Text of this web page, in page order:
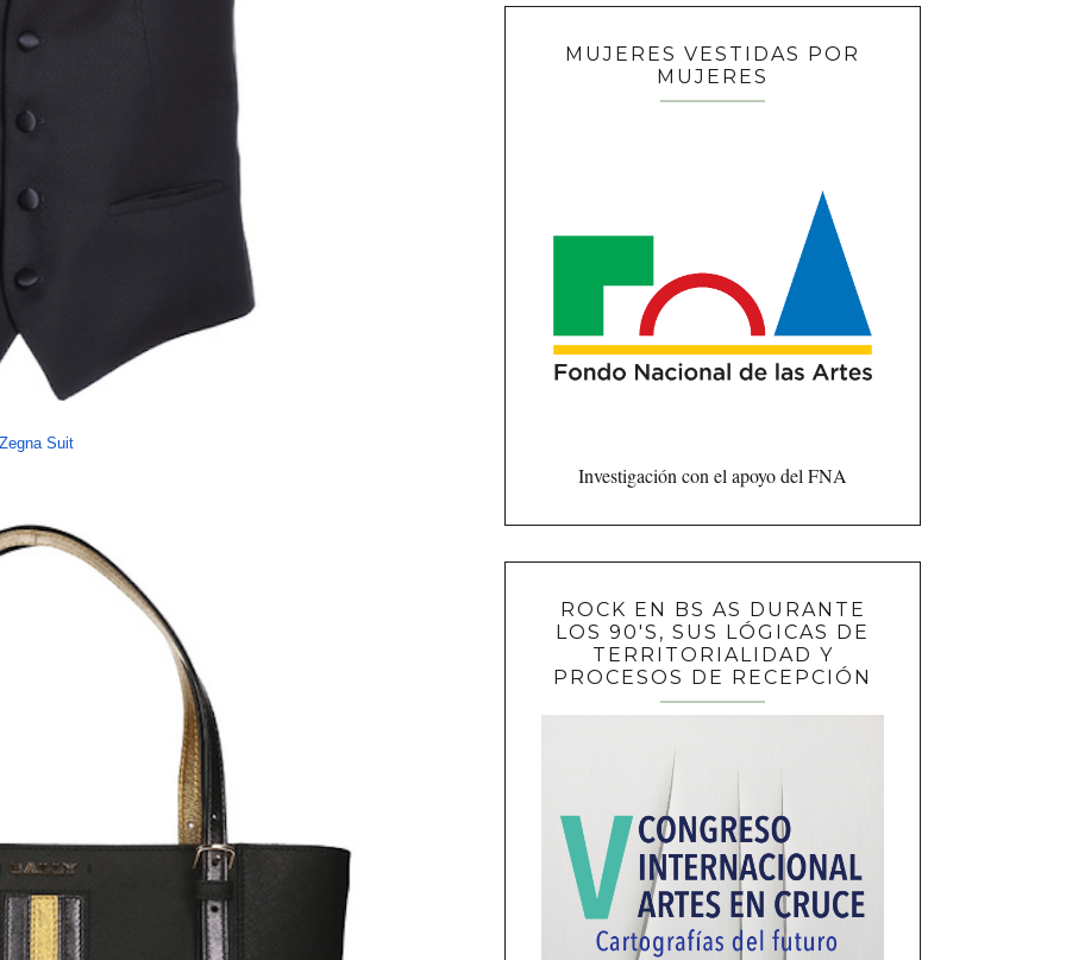
Suit
MUJERES VESTIDAS POR
MUJERES
Investigación con el apoyo del FNA
ROCK EN BS AS DURANTE
LOS 90'S, SUS LÓGICAS DE
TERRITORIALIDAD Y
PROCESOS DE RECEPCIÓN